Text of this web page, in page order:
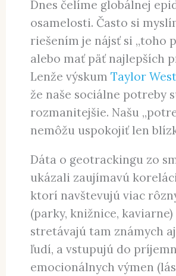
Dnes čelíme globálnej
osamelosti. Často si
riešením je nájsť si „toho
alebo mať päť najlepších
Lenže výskum Taylor West
že naše sociálne potreby
rozmanitejšie. Našu
nemôžu uspokojiť len
Dáta o geotrackingu zo
ukázali zaujímavú
ktorí navštevujú viac
(parky, knižnice, kaviarne)
stretávajú tam známych
ľudí, a vstupujú do
emocionálnych výmen